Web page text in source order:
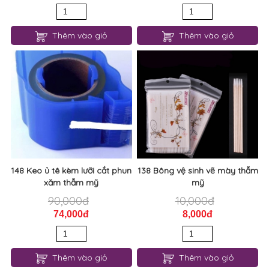
Thêm vào giỏ Thêm vào giỏ
148 Keo ủ tê kèm lưỡi cắt phun
xăm thẫm mỹ
90,000đ
74,000đ
Thêm vào giỏ
138 Bông vệ sinh vẽ mày thẫm
mỹ
10,000đ
8,000đ
Thêm vào giỏ